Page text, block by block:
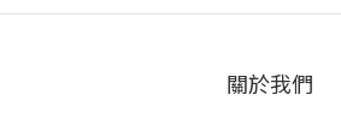
關於我們